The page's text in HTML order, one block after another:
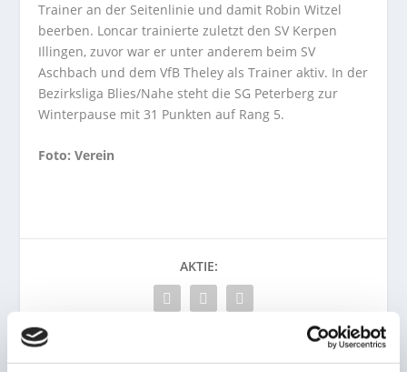
Trainer an der Seitenlinie und damit Robin Witzel
beerben. Loncar trainierte zuletzt den SV Kerpen
Illingen, zuvor war er unter anderem beim SV
Aschbach und dem VfB Theley als Trainer aktiv. In der
Bezirksliga Blies/Nahe steht die SG Peterberg zur
Winterpause mit 31 Punkten auf Rang 5.
Foto: Verein
AKTIE: